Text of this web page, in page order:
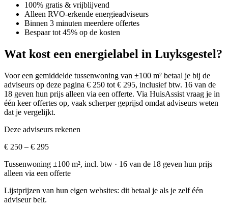
100% gratis & vrijblijvend
Alleen RVO-erkende energieadviseurs
Binnen 3 minuten meerdere offertes
Bespaar tot 45% op de kosten
Wat kost een energielabel in Luyksgestel?
Voor een gemiddelde tussenwoning van ±100 m² betaal je bij de
adviseurs op deze pagina € 250 tot € 295, inclusief btw. 16 van de
18 geven hun prijs alleen via een offerte. Via HuisAssist vraag je in
één keer offertes op, vaak scherper geprijsd omdat adviseurs weten
dat je vergelijkt.
Deze adviseurs rekenen
€ 250 – € 295
Tussenwoning ±100 m², incl. btw · 16 van de 18 geven hun prijs
alleen via een offerte
Lijstprijzen van hun eigen websites: dit betaal je als je zelf één
adviseur belt.